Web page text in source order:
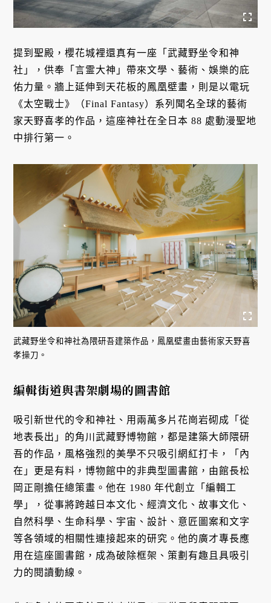
提到聖殿，櫻花城裡還真有一座「武藏野坐令和神
社」，供奉「言霊大神」帶來文學、藝術、娛樂的庇
佑力量。牆上延伸到天花板的鳳凰壁畫，則是以電玩
《太空戰士》（Final Fantasy）系列聞名全球的藝術
家天野喜孝的作品，這座神社在全日本 88 處動漫聖地
中排行第一。
武藏野坐令和神社為隈研吾建築作品，鳳凰壁畫由藝術家天野喜
孝操刀。
編輯街道與書架劇場的圖書館
吸引新世代的令和神社、用兩萬多片花崗岩砌成「從
地表長出」的角川武藏野博物館，都是建築大師隈研
吾的作品，風格強烈的美學不只吸引網紅打卡，「內
在」更是有料，博物館中的非典型圖書館，由館長松
岡正剛擔任總策畫。他在 1980 年代創立「編輯工
學」，從事將跨越日本文化、經濟文化、故事文化、
自然科學、生命科學、宇宙、設計、意匠圖案和文字
等各領域的相關性連接起來的研究。他的廣才專長應
用在這座圖書館，成為破除框架、策劃有趣且具吸引
力的閱讀動線。